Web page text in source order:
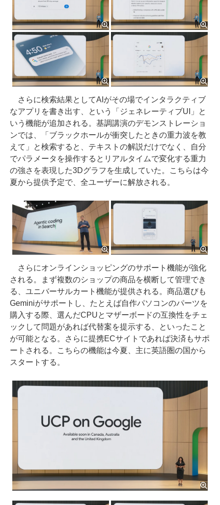
さらに検索結果としてAIがその場でインタラクティブ
なアプリを書き出す、という「ジェネレーティブUI」と
いう機能が追加される。基調講演のデモンストレーショ
ンでは、「ブラックホールが衝突したときの重力波を教
えて」と検索すると、テキストの解説だけでなく、自分
でパラメータを操作するとリアルタイムで変化する重力
の強さを表現した3Dグラフを生成していた。こちらは今
夏から提供予定で、全ユーザーに解放される。
さらにオンラインショッピングのサポート機能が強化
される。まず複数のショップの商品を横断して管理でき
る、ユニバーサルカート機能が提供される。商品選びも
Geminiがサポートし、たとえば自作パソコンのパーツを
購入する際、選んだCPUとマザーボードの互換性をチェ
ックして問題があれば代替案を提示する、といったこと
が可能となる。さらに提携ECサイトであれば決済もサポ
ートされる。こちらの機能は今夏、主に英語圏の国から
スタートする。